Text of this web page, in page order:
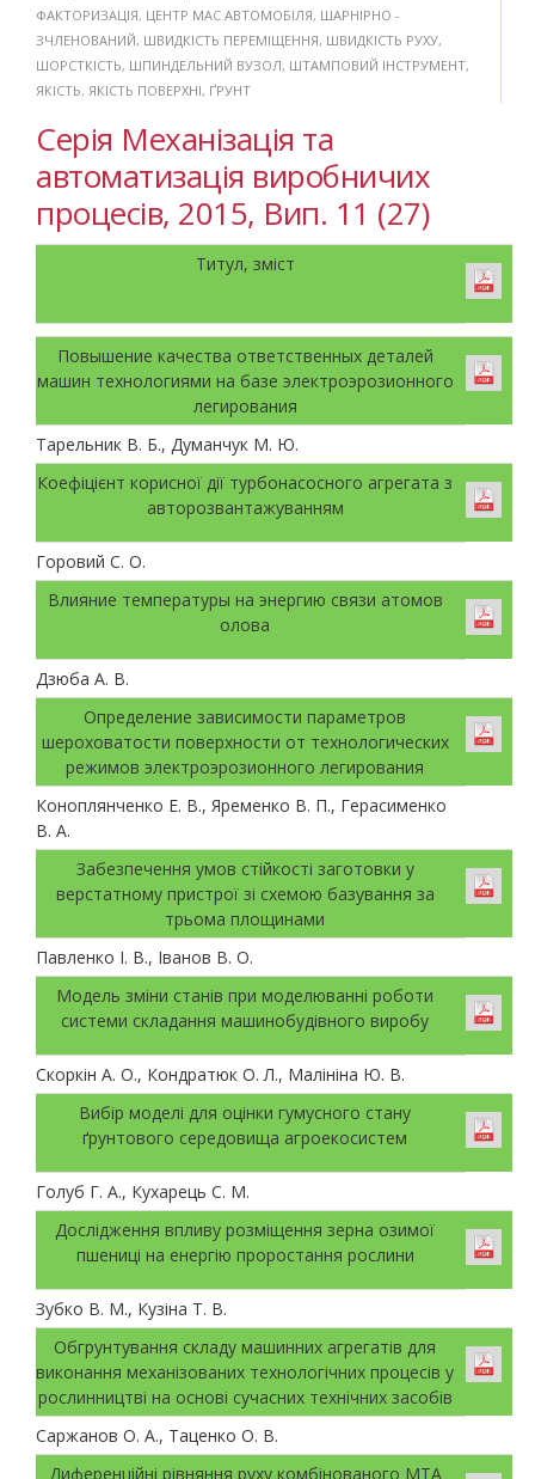
ФАКТОРИЗАЦІЯ, ЦЕНТР МАС АВТОМОБІЛЯ, ШАРНІРНО -
ЗЧЛЕНОВАНИЙ, ШВИДКІСТЬ ПЕРЕМІЩЕННЯ, ШВИДКІСТЬ РУХУ,
ШОРСТКІСТЬ, ШПИНДЕЛЬНИЙ ВУЗОЛ, ШТАМПОВИЙ ІНСТРУМЕНТ,
ЯКІСТЬ, ЯКІСТЬ ПОВЕРХНІ, ҐРУНТ
Серія Механізація та
автоматизація виробничих
процесів, 2015, Вип. 11 (27)
Титул, зміст
Повышение качества ответственных деталей
машин технологиями на базе электроэрозионного
легирования
Тарельник В. Б., Думанчук М. Ю.
Коефіцієнт корисної дії турбонасосного агрегата з
авторозвантажуванням
Горовий С. О.
Влияние температуры на энергию связи атомов
олова
Дзюба А. В.
Определение зависимости параметров
шероховатости поверхности от технологических
режимов электроэрозионного легирования
Коноплянченко Е. В., Яременко В. П., Герасименко
В. А.
Забезпечення умов стійкості заготовки у
верстатному пристрої зі схемою базування за
трьома площинами
Павленко І. В., Іванов В. О.
Модель зміни станів при моделюванні роботи
системи складання машинобудівного виробу
Скоркін А. О., Кондратюк О. Л., Малініна Ю. В.
Вибір моделі для оцінки гумусного стану
ґрунтового середовища агроекосистем
Голуб Г. А., Кухарець С. М.
Дослідження впливу розміщення зерна озимої
пшениці на енергію проростання рослини
Зубко В. М., Кузіна Т. В.
Обгрунтування складу машинних агрегатів для
виконання механізованих технологічних процесів у
рослинництві на основі сучасних технічних засобів
Саржанов О. А., Таценко О. В.
Диференційні рівняння руху комбінованого МТА